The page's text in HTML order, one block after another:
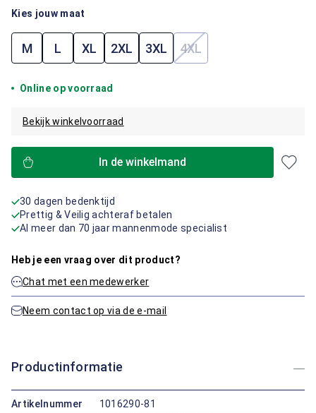
Kies jouw maat
M L XL 2XL 3XL 4XL(Deze optie is
Online op voorraad
Bekijk winkelvoorraad
In de winkelmand
30 dagen bedenktijd
Prettig & Veilig achteraf betalen
Al meer dan 70 jaar mannenmode specialist
Heb je een vraag over dit product?
Chat met een medewerker
Neem contact op via de e-mail
Productinformatie
Artikelnummer
1016290-81